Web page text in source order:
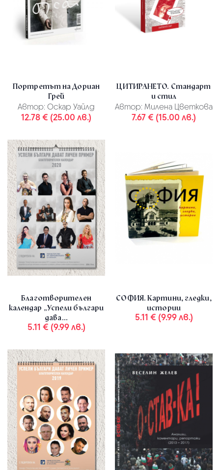
Портретът на Дориан
Грей
Автор: Оскар Уайлд
12.78 € (25.00 лв.)
ЦИТИРАНЕТО. Стандарт
и стил
Автор: Милена Цветкова
7.67 € (15.00 лв.)
Благотворителен
календар „Успели българи
дава...
5.11 € (9.99 лв.)
СОФИЯ. Картини, гледки,
истории
5.11 € (9.99 лв.)